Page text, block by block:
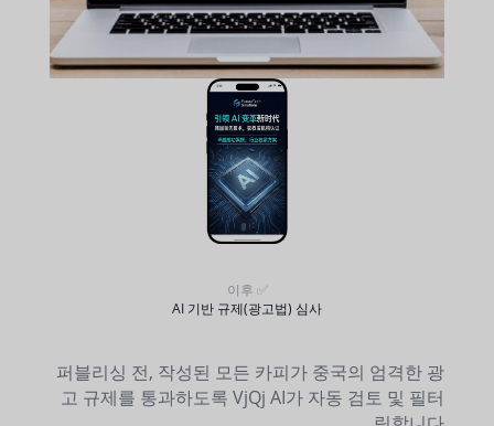
✅ 이후
AI 기반 규제(광고법) 심사
퍼블리싱 전, 작성된 모든 카피가 중국의 엄격한 광
고 규제를 통과하도록 VjQj AI가 자동 검토 및 필터